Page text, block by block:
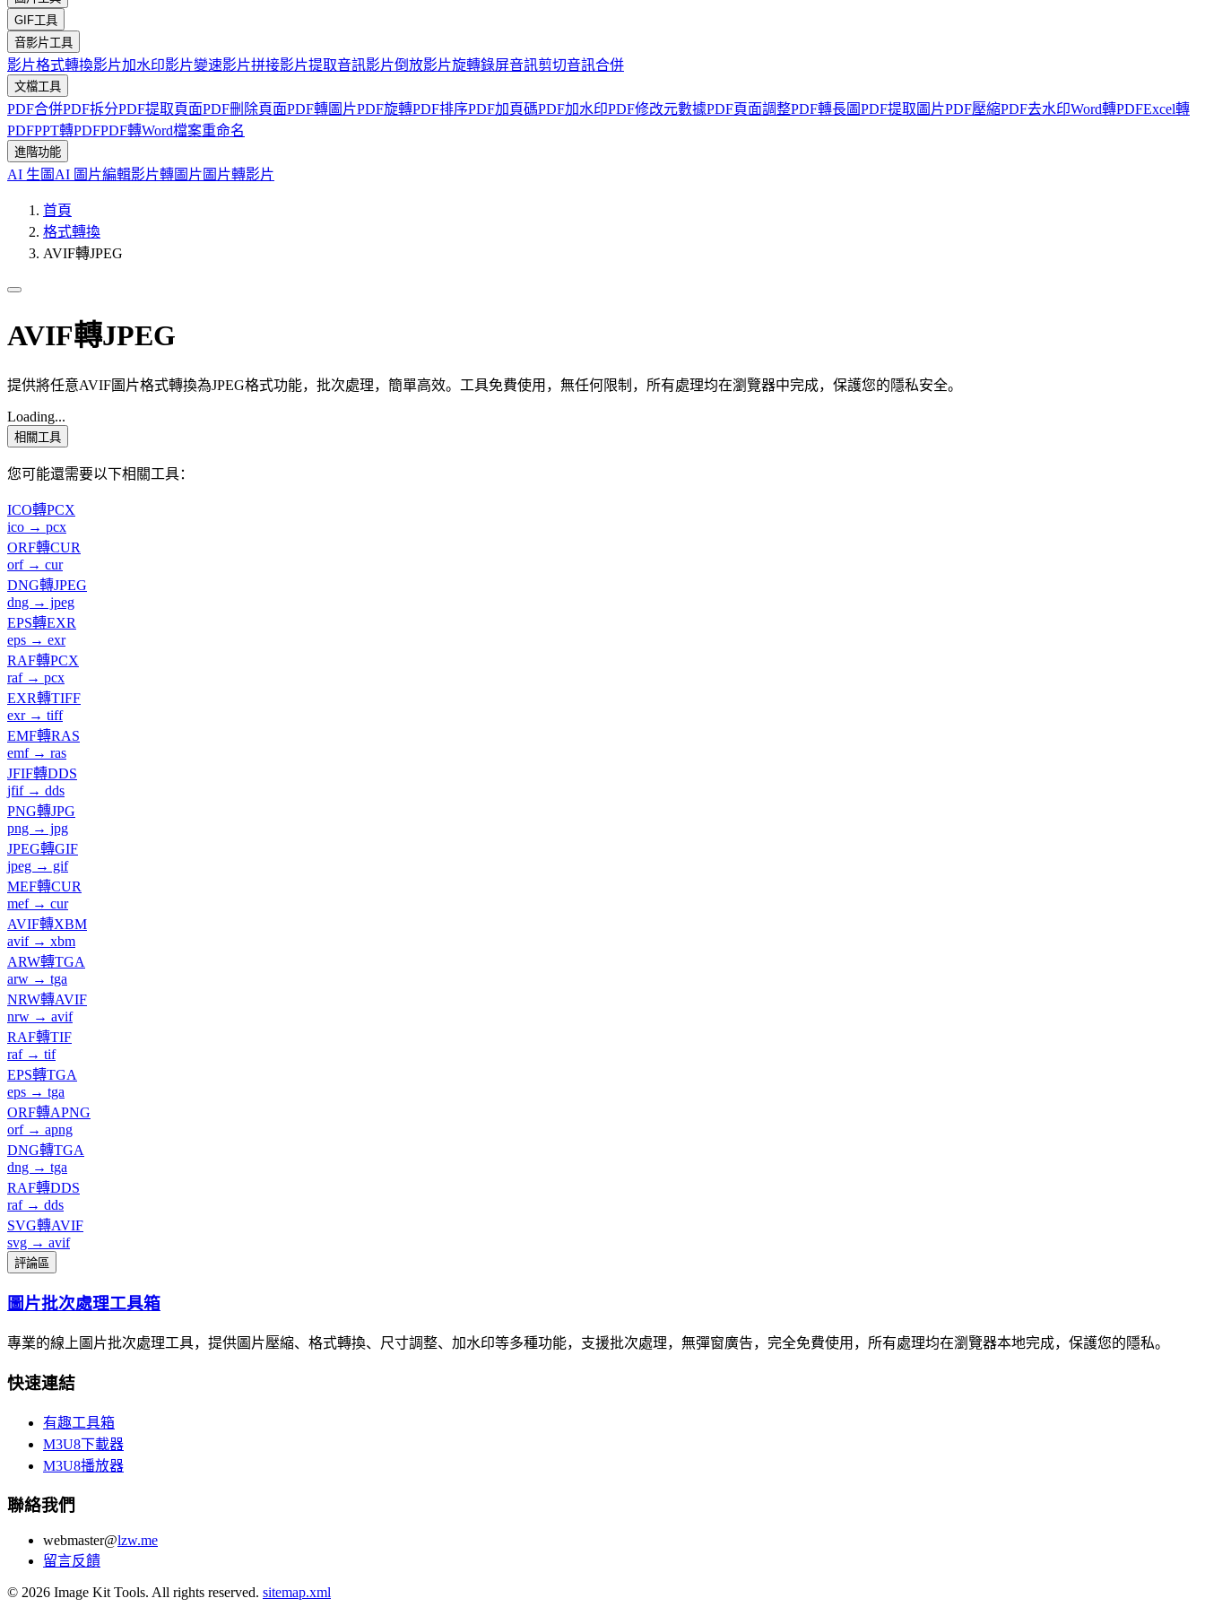
GIF工具
音影片工具
影片格式轉換影片加水印影片變速影片拼接影片提取音訊影片倒放影片旋轉錄屏音訊剪切音訊合併
文檔工具
PDF合併PDF拆分PDF提取頁面PDF刪除頁面PDF轉圖片PDF旋轉PDF排序PDF加頁碼PDF加水印PDF修改元數據PDF頁面調整PDF轉長圖PDF提取圖片PDF壓縮PDF去水印Word轉PDFExcel轉
PDFPPT轉PDFPDF轉Word檔案重命名
進階功能
AI 生圖 AI 圖片編輯影片轉圖片 圖片轉影片
首頁
格式轉換
AVIF轉JPEG
AVIF轉JPEG
提供將任意AVIF圖片格式轉換為JPEG格式功能，批次處理，簡單高效。工具免費使用，無任何限制，所有處理均在瀏覽器中完成，保護您的隱私安全。
Loading...
相關工具
您可能還需要以下相關工具：
ICO轉PCX
ico → pcx
ORF轉CUR
orf → cur
DNG轉JPEG
dng → jpeg
EPS轉EXR
eps → exr
RAF轉PCX
raf → pcx
EXR轉TIFF
exr → tiff
EMF轉RAS
emf → ras
JFIF轉DDS
jfif → dds
PNG轉JPG
png → jpg
JPEG轉GIF
jpeg → gif
MEF轉CUR
mef → cur
AVIF轉XBM
avif → xbm
ARW轉TGA
arw → tga
NRW轉AVIF
nrw → avif
RAF轉TIF
raf → tif
EPS轉TGA
eps → tga
ORF轉APNG
orf → apng
DNG轉TGA
dng → tga
RAF轉DDS
raf → dds
SVG轉AVIF
svg → avif
評論區
圖片批次處理工具箱
專業的線上圖片批次處理工具，提供圖片壓縮、格式轉換、尺寸調整、加水印等多種功能，支援批次處理，無彈窗廣告，完全免費使用，所有處理均在瀏覽器本地完成，保護您的隱私。
快速連結
有趣工具箱
M3U8下載器
M3U8播放器
聯絡我們
webmaster@lzw.me
留言反饋
© 2026 Image Kit Tools. All rights reserved. sitemap.xml